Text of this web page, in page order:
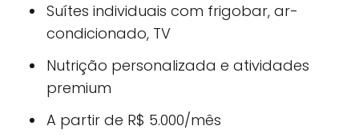
Suítes individuais com frigobar, ar-
condicionado, TV
Nutrição personalizada e atividades
premium
A partir de R$ 5.000/mês